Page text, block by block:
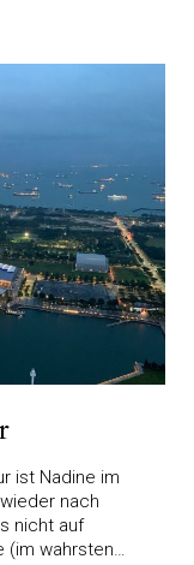
ist Nadine im
nach
nicht auf
(im wahrsten…